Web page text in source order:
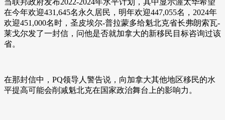
当联邦政府发布2022-2024年水平计划，其中显示渥太华希望
在今年欢迎431,645名永久居民，明年欢迎447,055名，2024年
欢迎451,000名时，圣皮埃尔-普拉蒙多给魁北克省长弗朗索瓦-
莱戈尔发了一封信，问他是否就加拿大的新移民目标咨询过该
省。
在那封信中，PQ领导人警告说，向加拿大其他地区移民的水
平提高可能会削减魁北克在国家政治舞台上的影响力。